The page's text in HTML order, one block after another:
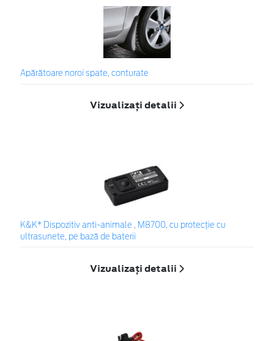
Apărătoare noroi spate, conturate
Vizualizați detalii
K&K* Dispozitiv anti-animale , M8700, cu protecție cu
ultrasunete, pe bază de baterii
Vizualizați detalii